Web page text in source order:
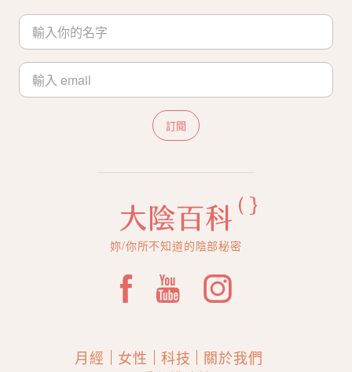
訂閱
妳/你所不知道的陰部秘密
月經 女性 科技
關於我們